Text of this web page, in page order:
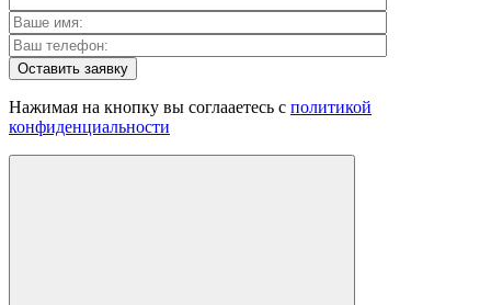
Оставить заявку
Нажимая на кнопку вы соглааетесь с политикой
конфиденциальности